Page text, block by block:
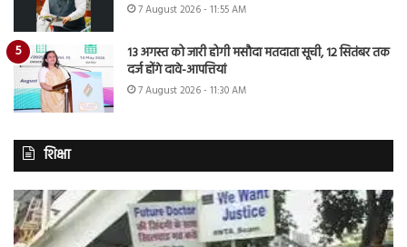
7 August 2026 - 11:55 AM
13 अगस्त को जारी होगी मसौदा मतदाता सूची, 12 सितंबर तक
दर्ज होंगे दावे-आपत्तियां
7 August 2026 - 11:30 AM
शिक्षा